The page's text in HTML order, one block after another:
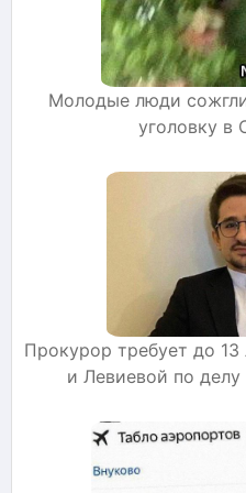
Молодые люди
уголовку в
Прокурор требует до
и Левиевой по